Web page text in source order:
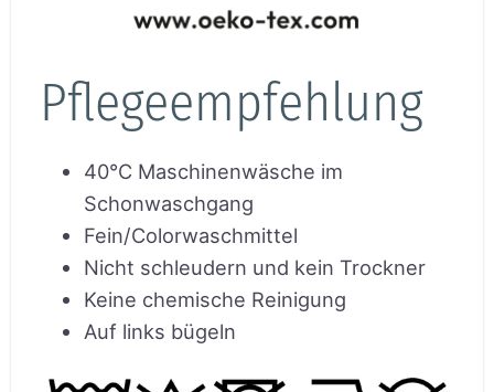
Pflegeempfehlung
40°C Maschinenwäsche im
Schonwaschgang
Fein/Colorwaschmittel
Nicht schleudern und kein Trockner
Keine chemische Reinigung
Auf links bügeln